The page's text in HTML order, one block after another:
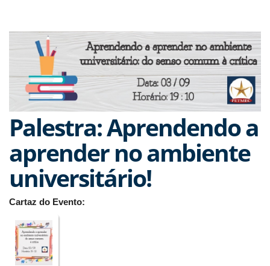
Palestra: Aprendendo a
aprender no ambiente
universitário!
Cartaz do Evento: